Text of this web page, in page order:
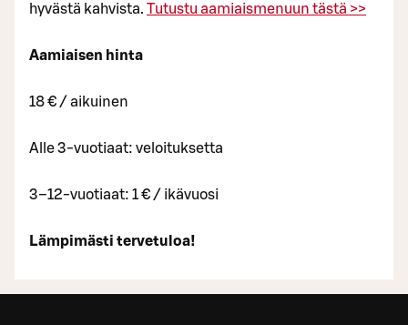
hyvästä kahvista. Tutustu aamiaismenuun tästä >>
Aamiaisen hinta
18 € / aikuinen
Alle 3-vuotiaat: veloituksetta
3–12-vuotiaat: 1 € / ikävuosi
Lämpimästi tervetuloa!